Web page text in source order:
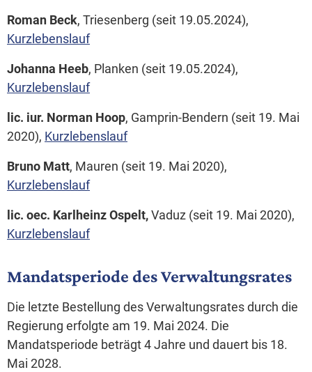
Roman Beck, Triesenberg (seit 19.05.2024),
Kurzlebenslauf
Johanna Heeb, Planken (seit 19.05.2024),
Kurzlebenslauf
lic. iur. Norman Hoop, Gamprin-Bendern (seit 19. Mai
2020), Kurzlebenslauf
Bruno Matt, Mauren (seit 19. Mai 2020),
Kurzlebenslauf
lic. oec. Karlheinz Ospelt,Vaduz (seit 19. Mai 2020),
Kurzlebenslauf
Mandatsperiode des Verwaltungsrates
Die letzte Bestellung des Verwaltungsrates durch die
Regierung erfolgte am 19. Mai 2024. Die
Mandatsperiode beträgt 4 Jahre und dauert bis 18.
Mai 2028.